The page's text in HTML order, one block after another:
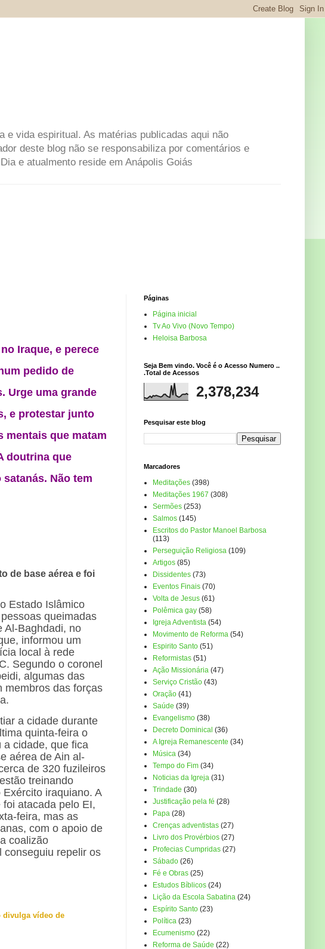
e vida espiritual. As matérias publicadas aqui não
deste blog não se responsabiliza por comentários e
e atualmento reside em Anápolis Goiás
Iraque, e perece
pedido de
Urge uma grande
e protestar junto
mentais que matam
doutrina que
Não tem
de base aérea e foi
Estado Islâmico
queimadas
Al-Baghdadi, no
informou um
local à rede
Segundo o coronel
algumas das
membros das forças
a cidade durante
quinta-feira o
a cidade, que fica
aérea de Ain al-
de 320 fuzileiros
treinando
Exército iraquiano. A
foi atacada pelo EI,
feira, mas as
com o apoio de
coalizão
conseguiu repelir os
divulga vídeo de
Páginas
Página inicial
Tv Ao Vivo (Novo Tempo)
Heloisa Barbosa
Seja Bem vindo. Você é o Acesso Numero ..
.Total de Acessos
2,378,234
Pesquisar este blog
Marcadores
Meditações (398)
Meditações 1967 (308)
Sermões (253)
Salmos (145)
Escritos do Pastor Manoel Barbosa
(113)
Perseguição Religiosa (109)
Artigos (85)
Dissidentes (73)
Eventos Finais (70)
Volta de Jesus (61)
Polêmica gay (58)
Igreja Adventista (54)
Movimento de Reforma (54)
Espirito Santo (51)
Reformistas (51)
Ação Missionária (47)
Serviço Cristão (43)
Oração (41)
Saúde (39)
Evangelismo (38)
Decreto Dominical (36)
A Igreja Remanescente (34)
Música (34)
Tempo do Fim (34)
Noticias da Igreja (31)
Trindade (30)
Justificação pela fé (28)
Papa (28)
Crenças adventistas (27)
Livro dos Provérbios (27)
Profecias Cumpridas (27)
Sábado (26)
Fé e Obras (25)
Estudos Bíblicos (24)
Lição da Escola Sabatina (24)
Espírito Santo (23)
Política (23)
Ecumenismo (22)
Reforma de Saúde (22)